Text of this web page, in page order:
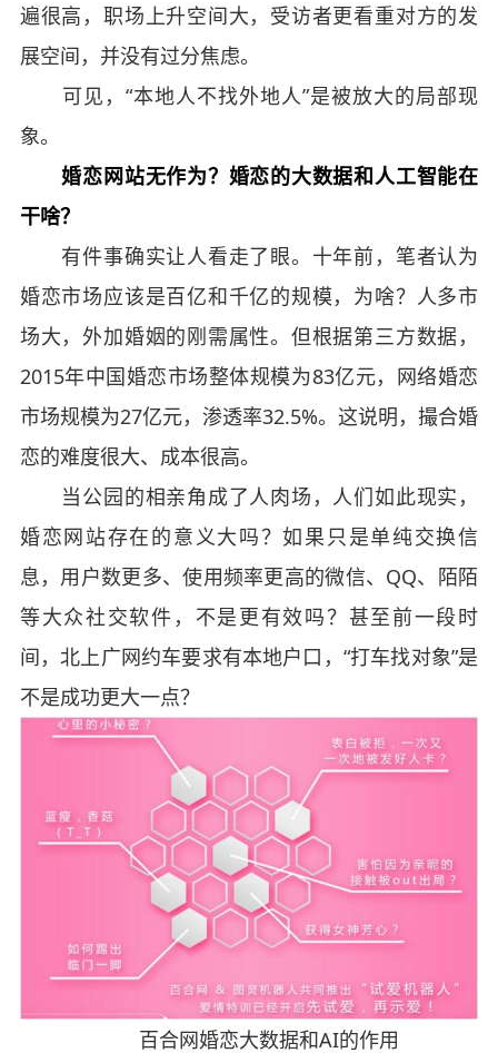
遍很高，职场上升空间大，受访者更看重对方的发
展空间，并没有过分焦虑。
可见，“本地人不找外地人”是被放大的局部现
象。
婚恋网站无作为？婚恋的大数据和人工智能在
干啥？
有件事确实让人看走了眼。十年前，笔者认为
婚恋市场应该是百亿和千亿的规模，为啥？人多市
场大，外加婚姻的刚需属性。但根据第三方数据，
2015年中国婚恋市场整体规模为83亿元，网络婚恋
市场规模为27亿元，渗透率32.5%。这说明，撮合婚
恋的难度很大、成本很高。
当公园的相亲角成了人肉场，人们如此现实，
婚恋网站存在的意义大吗？如果只是单纯交换信
息，用户数更多、使用频率更高的微信、QQ、陌陌
等大众社交软件，不是更有效吗？甚至前一段时
间，北上广网约车要求有本地户口，“打车找对象”是
不是成功更大一点？
百合网婚恋大数据和AI的作用